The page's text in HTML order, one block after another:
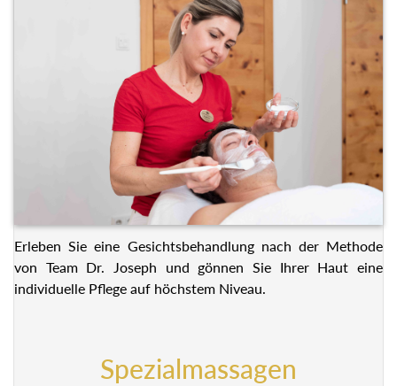
Erleben Sie eine Gesichtsbehandlung nach der Methode
von Team Dr. Joseph und gönnen Sie Ihrer Haut eine
individuelle Pflege auf höchstem Niveau.
Spezialmassagen